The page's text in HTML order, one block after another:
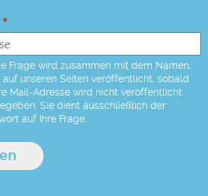
Frage wird zusammen mit dem Namen,
unseren Seiten veröffentlicht, sobald
Mail-Adresse wird nicht veröffentlicht
Sie dient ausschließlich der
auf Ihre Frage.